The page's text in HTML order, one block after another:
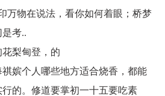
万物在说法，看你如何着眼；桥梦
考..
梨甸登，的
嫔个人哪些地方适合烧香，都能
的。修道要掌初一十五要吃素